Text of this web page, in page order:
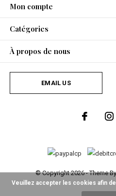
Mon compte
Catégories
À propos de nous
EMAIL US
© Copyright2026- Theme
Veuillez accepter les cookies afin